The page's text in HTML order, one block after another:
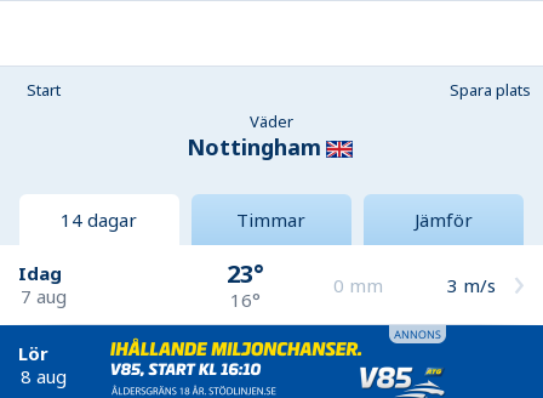
Start
Spara plats
Väder
Nottingham
14 dagar Timmar Jämför
Idag
7 aug
23°
16°
0 mm 3 m/s
Lör
8 aug